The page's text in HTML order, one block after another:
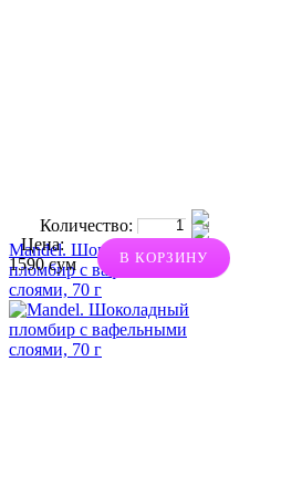
Количество:
Цена:
1590 сум
В КОРЗИНУ
Mandel. Шоколадный
пломбир с вафельными
слоями, 70 г